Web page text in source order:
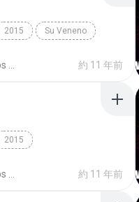
2015 Su Veneno
約 11 年前
2015
約 11 年前